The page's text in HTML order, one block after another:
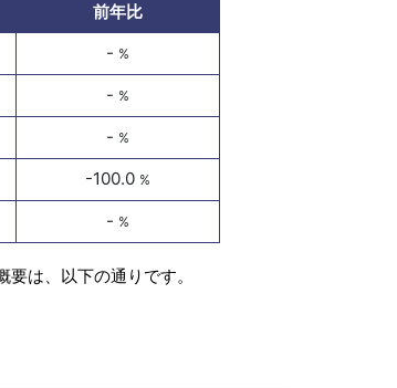
前年比
- %
- %
- %
-100.0 %
- %
は、以下の通りです。